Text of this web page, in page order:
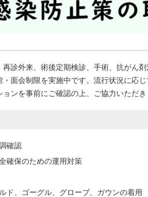
診外来、術後定期検診、手術、抗がん
面会制限を実施中です。流行状況に応
ンを事前にご確認の上、ご協力いただ
確認
確保のための運用対策
ド、ゴーグル、グローブ、ガウンの着用